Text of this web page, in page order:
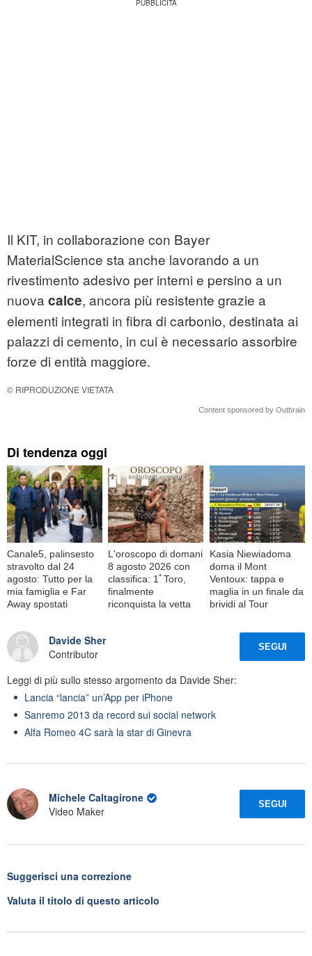
Il KIT, in collaborazione con Bayer
MaterialScience sta anche lavorando a un
rivestimento adesivo per interni e persino a un
nuova calce, ancora più resistente grazie a
elementi integrati in fibra di carbonio, destinata ai
palazzi di cemento, in cui è necessario assorbire
forze di entità maggiore.
© RIPRODUZIONE VIETATA
Content sponsored by Outbrain
Di tendenza oggi
Canale5, palinsesto
stravolto dal 24
agosto: Tutto per la
mia famiglia e Far
Away spostati
L'oroscopo di domani
8 agosto 2026 con
classifica: 1ﾟToro,
finalmente
riconquista la vetta
Kasia Niewiadoma
doma il Mont
Ventoux: tappa e
maglia in un finale da
brividi al Tour
Davide Sher
Contributor
SEGUI
Leggi di più sullo stesso argomento da Davide Sher:
Lancia “lancia” un’App per iPhone
Sanremo 2013 da record sui social network
Alfa Romeo 4C sarà la star di Ginevra
Michele Caltagirone
Video Maker
SEGUI
Suggerisci una correzione
Valuta il titolo di questo articolo